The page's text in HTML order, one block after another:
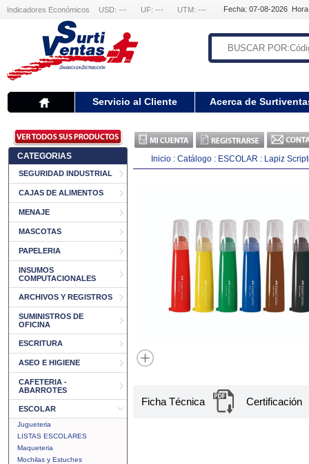
Indicadores Económicos USD: --- UF: --- UTM: --- Fecha: 07-08-2026
Servicio al Cliente Acerca de
CATEGORIAS
SEGURIDAD INDUSTRIAL
CAJAS DE ALIMENTOS
MENAJE
MASCOTAS
PAPELERIA
INSUMOS
COMPUTACIONALES
ARCHIVOS Y REGISTROS
SUMINISTROS DE
OFICINA
ESCRITURA
ASEO E HIGIENE
CAFETERIA -
ABARROTES
ESCOLAR
Jugueteria
LISTAS ESCOLARES
Maqueteria
Mochilas y Estuches
Inicio : Catálogo : ESCOLAR : Lapiz
Ficha Técnica Certificación